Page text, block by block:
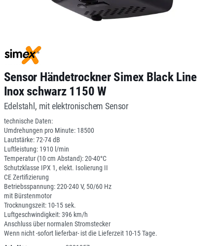
Sensor Händetrockner Simex Black Line
Inox schwarz 1150 W
Edelstahl, mit elektronischem Sensor
technische Daten:
Umdrehungen pro Minute: 18500
Lautstärke: 72-74 dB
Luftleistung: 1910 l/min
Temperatur (10 cm Abstand): 20-40°C
Schutzklasse IPX 1, elekt. Isolierung II
CE Zertifizierung
Betriebsspannung: 220-240 V, 50/60 Hz
mit Bürstenmotor
Trocknungszeit: 10-15 sek.
Luftgeschwindigkeit: 396 km/h
Anschluss über normalen Stromstecker
Wenn nicht -sofort lieferbar- ist die Lieferzeit 10-15 Tage.